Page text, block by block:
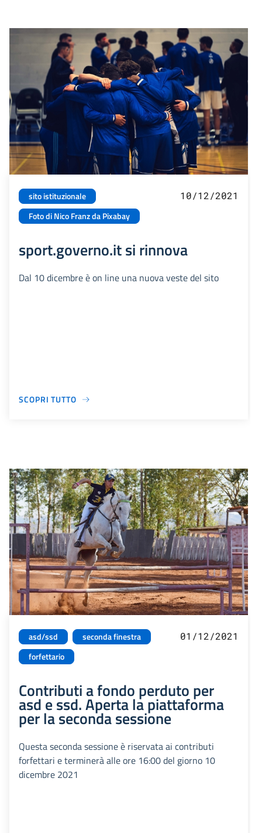
sito istituzionale
Foto di Nico Franz da Pixabay
10/12/2021
sport.governo.it si rinnova
Dal 10 dicembre è on line una nuova veste del sito
SCOPRI TUTTO
asd/ssd
seconda finestra
forfettario
01/12/2021
Contributi a fondo perduto per
asd e ssd. Aperta la piattaforma
per la seconda sessione
Questa seconda sessione è riservata ai contributi
forfettari e terminerà alle ore 16:00 del giorno 10
dicembre 2021